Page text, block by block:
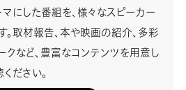
にした番組を、様々なスピーカー
。取材報告、本や映画の紹介、多彩
クなど、豊富なコンテンツを用意し
ださい。